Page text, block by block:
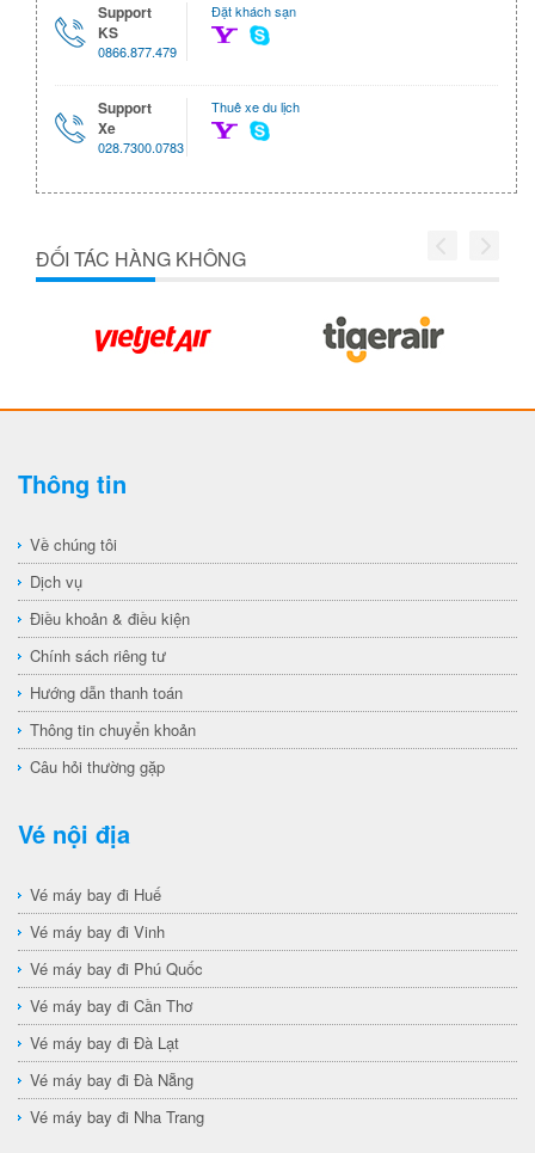
Support
KS
0866.877.479
Đặt khách sạn
Support
Xe
028.7300.0783
Thuê xe du lịch
ĐỐI TÁC HÀNG KHÔNG
Thông tin
Về chúng tôi
Dịch vụ
Điều khoản & điều kiện
Chính sách riêng tư
Hướng dẫn thanh toán
Thông tin chuyển khoản
Câu hỏi thường gặp
Vé nội địa
Vé máy bay đi Huế
Vé máy bay đi Vinh
Vé máy bay đi Phú Quốc
Vé máy bay đi Cần Thơ
Vé máy bay đi Đà Lạt
Vé máy bay đi Đà Nẵng
Vé máy bay đi Nha Trang